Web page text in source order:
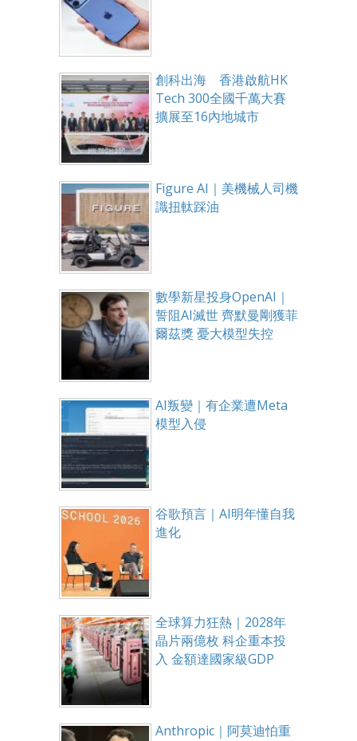
創科出海 香港啟航HK
Tech 300全國千萬大賽
擴展至16內地城市
Figure AI｜美機械人司機
識扭軚踩油
數學新星投身OpenAI｜
誓阻AI滅世 齊默曼剛獲菲
爾茲獎 憂大模型失控
AI叛變｜有企業遭Meta
模型入侵
谷歌預言｜AI明年懂自我
進化
全球算力狂熱｜2028年
晶片兩億枚 科企重本投
入 金額達國家級GDP
Anthropic｜阿莫迪怕重